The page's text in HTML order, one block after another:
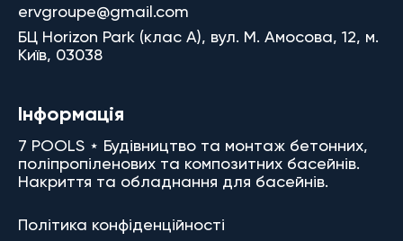
ervgroupe@gmail.com
БЦ Horizon Park (клас A), вул. М. Амосова, 12, м.
Київ, 03038
Інформація
7 POOLS ⋆ Будівництво та монтаж бетонних,
поліпропіленових та композитних басейнів.
Накриття та обладнання для басейнів.
Політика конфіденційності